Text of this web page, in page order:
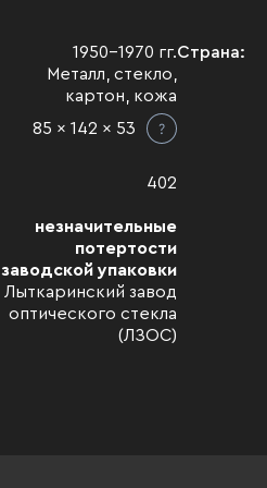
1950-1970 гг.
Металл, стекло,
картон, кожа
85 x 142 x 53
402
незначительные
потертости
заводской упаковки
Лыткаринский завод
оптического стекла
(ЛЗОС)
Страна: